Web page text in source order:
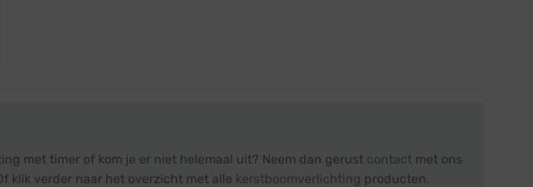
met timer of kom je er niet helemaal uit? Neem dan gerust contact met ons
klik verder naar het overzicht met alle kerstboomverlichting producten.